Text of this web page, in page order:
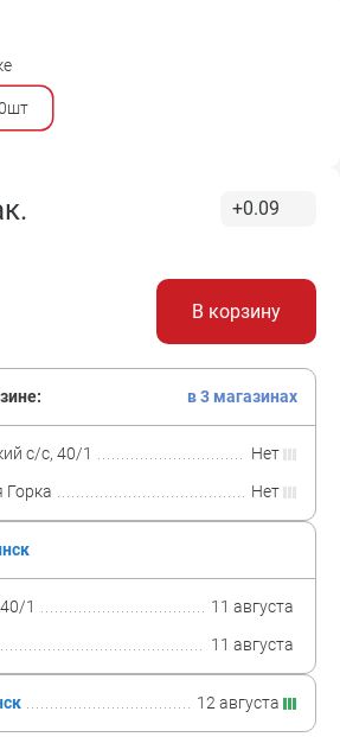
+0.09
В корзину
1
11 августа
11 августа
12 августа
в 3 магазинах
с/с, 40/1
Нет
Горка
Нет